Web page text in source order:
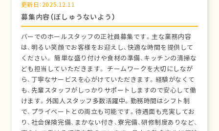
更新日：2025.12.11
募集内容（ぼしゅうないよう）
バーでのホールスタッフの正社員募集です。主な業務内容
は、明るい笑顔でお客様をお迎えし、快適な時間を提供して
ください。 簡単な盛り付けや食材の準備、キッチンの清掃な
ども担当していただきます。 チームワークを大切にしなが
ら、丁寧なサービスを心がけていただきます。経験がなくて
も、先輩スタッフがしっかりサポートしますので安心して働
けます。外国人スタッフ多数活躍中。勤務時間はシフト制
で、プライベートとの両立も可能です。待遇面も充実してお
り、社会保険完備、まかない付き、寮完備、研修制度ありなど、